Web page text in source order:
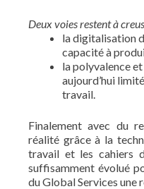
Deux voies restent à
la digitalisation
capacité à
la polyvalence
aujourd’hui
travail.
Finalement avec du
réalité grâce à la
travail et les cahiers
suffisamment évolué
du Global Services une